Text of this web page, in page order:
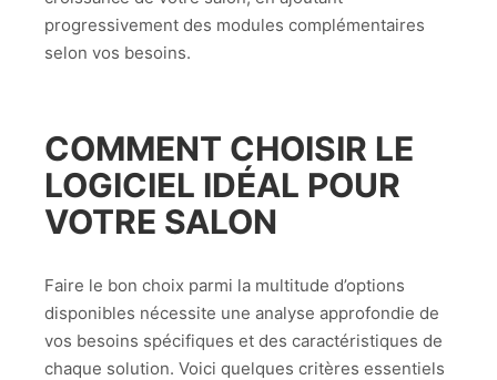
progressivement des modules complémentaires
selon vos besoins.
COMMENT CHOISIR LE
LOGICIEL IDÉAL POUR
VOTRE SALON
Faire le bon choix parmi la multitude d’options
disponibles nécessite une analyse approfondie de
vos besoins spécifiques et des caractéristiques de
chaque solution. Voici quelques critères essentiels